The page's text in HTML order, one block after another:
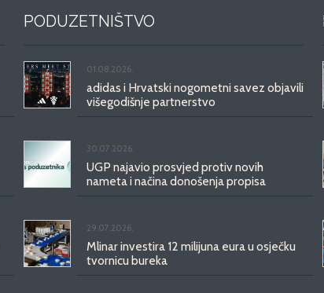
PODUZETNIŠTVO
01.08.2026.
adidas i Hrvatski nogometni savez objavili
višegodišnje partnerstvo
30.07.2026.
UGP najavio prosvjed protiv novih
nameta i načina donošenja propisa
29.07.2026.
Mlinar investira 12 milijuna eura u osječku
tvornicu bureka